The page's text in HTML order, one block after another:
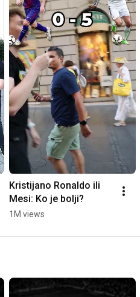
Kristijano Ronaldo ili
Mesi: Ko je bolji?
1M views